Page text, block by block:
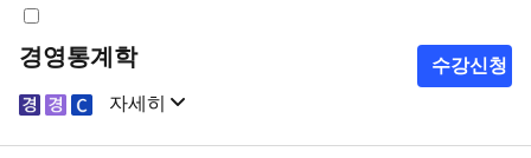
경영통계학
자세히
샘플강의 강의계획서
수강신청